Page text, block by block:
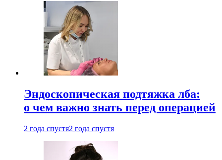
Эндоскопическая подтяжка лба:
о чем важно знать перед операцией
2 года спустя2 года спустя